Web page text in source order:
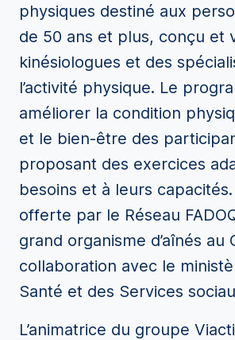
physiques destiné aux
de 50 ans et plus, conçu et
kinésiologues et des
l’activité physique. Le
améliorer la condition
et le bien-être des
proposant des exercices
besoins et à leurs
offerte par le Réseau
grand organisme d’aînés au
collaboration avec le
Santé et des Services
L’animatrice du groupe